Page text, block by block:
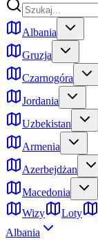
Albania
Gruzja
Czarnogóra
Jordania
Uzbekistan
Armenia
Azerbejdżan
Macedonia
Wizy
Loty
Albania